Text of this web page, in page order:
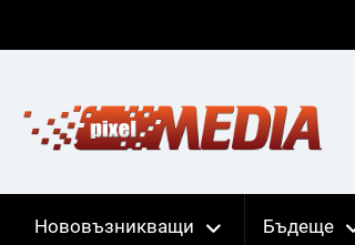
Нововъзникващи Бъдеще